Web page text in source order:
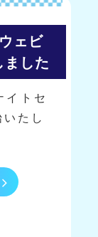
ェビ
ました
イトセ
たし